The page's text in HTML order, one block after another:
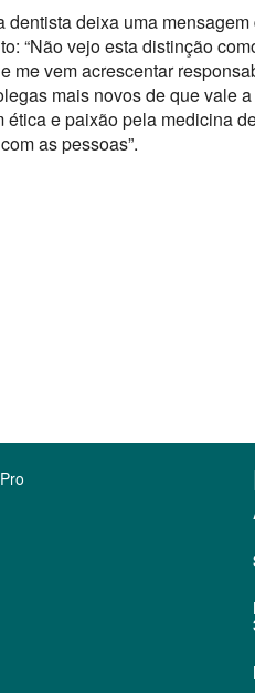
dentista deixa uma
“Não vejo esta distinção
me vem acrescentar
mais novos de que vale
ética e paixão pela medicina
as pessoas”.